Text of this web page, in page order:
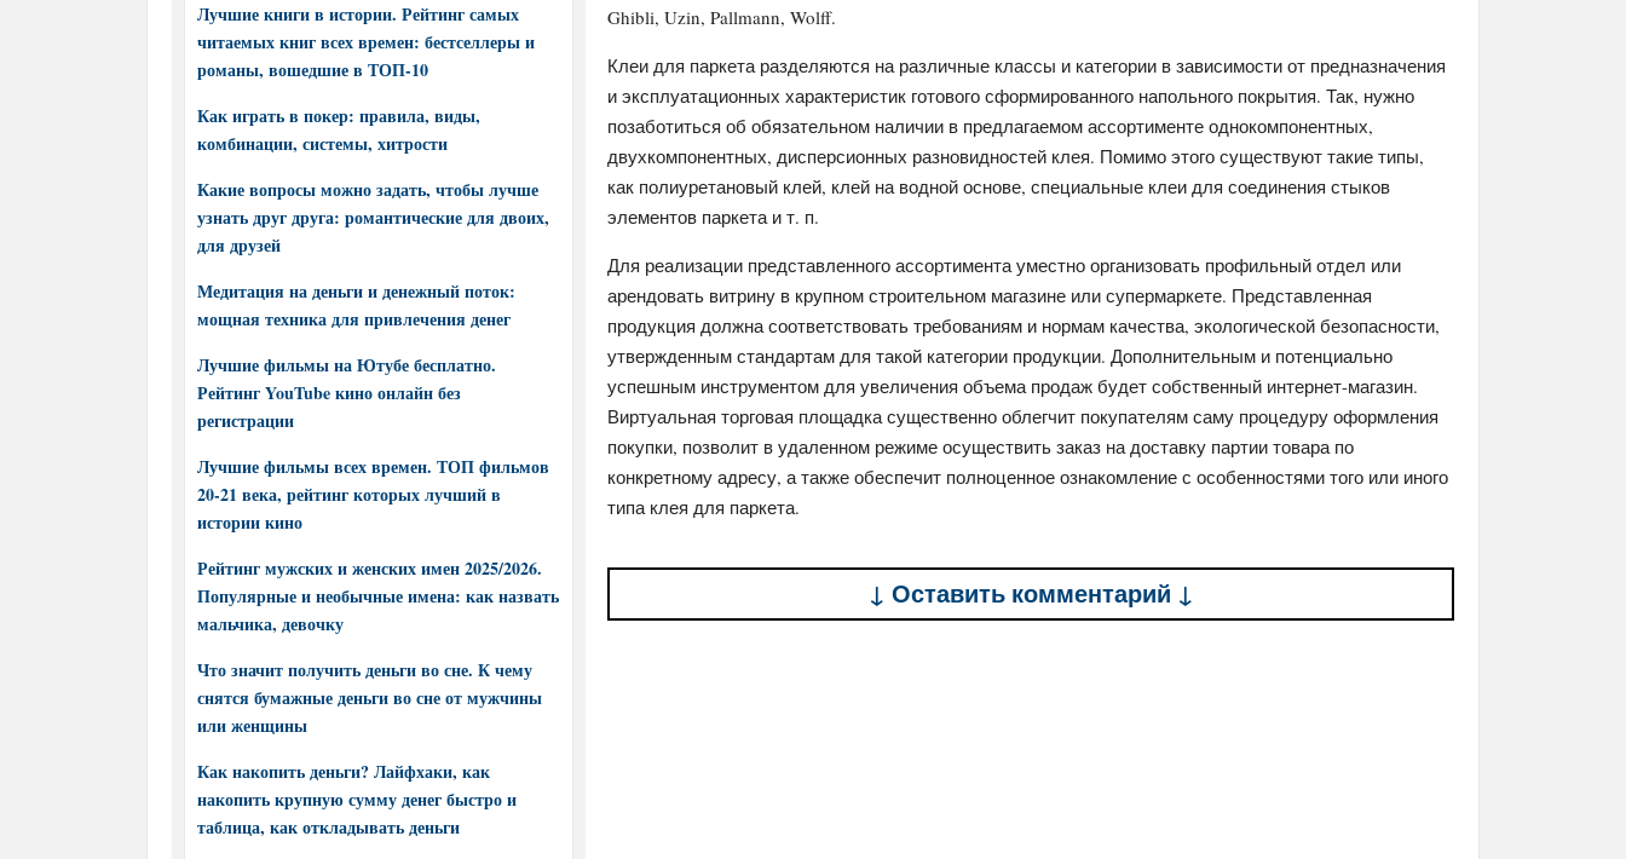
Ghibli, Uzin, Pallmann, Wolff.
Клеи для паркета разделяются на различные классы и категории в зависимости от предназначения
и эксплуатационных характеристик готового сформированного напольного покрытия. Так, нужно
позаботиться об обязательном наличии в предлагаемом ассортименте однокомпонентных,
двухкомпонентных, дисперсионных разновидностей клея. Помимо этого существуют такие типы,
как полиуретановый клей, клей на водной основе, специальные клеи для соединения стыков
элементов паркета и т. п.
Для реализации представленного ассортимента уместно организовать профильный отдел или
арендовать витрину в крупном строительном магазине или супермаркете. Представленная
продукция должна соответствовать требованиям и нормам качества, экологической безопасности,
утвержденным стандартам для такой категории продукции. Дополнительным и потенциально
успешным инструментом для увеличения объема продаж будет собственный интернет-магазин.
Виртуальная торговая площадка существенно облегчит покупателям саму процедуру оформления
покупки, позволит в удаленном режиме осуществить заказ на доставку партии товара по
конкретному адресу, а также обеспечит полноценное ознакомление с особенностями того или иного
типа клея для паркета.
↓ Оставить комментарий ↓
Лучшие книги в истории. Рейтинг самых
читаемых книг всех времен: бестселлеры и
романы, вошедшие в ТОП-10
Как играть в покер: правила, виды,
комбинации, системы, хитрости
Какие вопросы можно задать, чтобы лучше
узнать друг друга: романтические для двоих,
для друзей
Медитация на деньги и денежный поток:
мощная техника для привлечения денег
Лучшие фильмы на Ютубе бесплатно.
Рейтинг YouTube кино онлайн без
регистрации
Лучшие фильмы всех времен. ТОП фильмов
20-21 века, рейтинг которых лучший в
истории кино
Рейтинг мужских и женских имен 2025/2026.
Популярные и необычные имена: как назвать
мальчика, девочку
Что значит получить деньги во сне. К чему
снятся бумажные деньги во сне от мужчины
или женщины
Как накопить деньги? Лайфхаки, как
накопить крупную сумму денег быстро и
таблица, как откладывать деньги